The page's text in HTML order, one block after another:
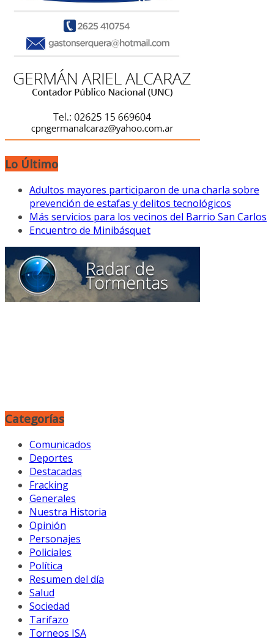
Lo Último
Adultos mayores participaron de una charla sobre
prevención de estafas y delitos tecnológicos
Más servicios para los vecinos del Barrio San Carlos
Encuentro de Minibásquet
Categorías
Comunicados
Deportes
Destacadas
Fracking
Generales
Nuestra Historia
Opinión
Personajes
Policiales
Política
Resumen del día
Salud
Sociedad
Tarifazo
Torneos ISA